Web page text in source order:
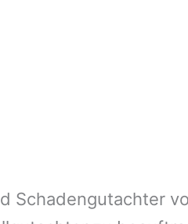
Schadengutachter